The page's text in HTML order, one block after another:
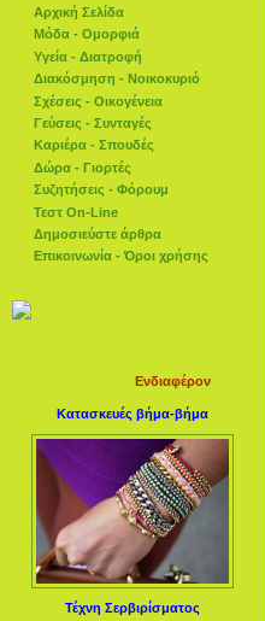
Αρχική Σελίδα
Μόδα - Ομορφιά
Υγεία - Διατροφή
Διακόσμηση - Νοικοκυριό
Σχέσεις - Οικογένεια
Γεύσεις - Συνταγές
Καριέρα - Σπουδές
Δώρα - Γιορτές
Συζητήσεις - Φόρουμ
Τεστ On-Line
Δημοσιεύστε άρθρα
Επικοινωνία - Όροι χρήσης
Ενδιαφέρον
Κατασκευές βήμα-βήμα
Τέχνη Σερβιρίσματος